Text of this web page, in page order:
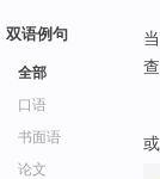
双语例句
全部
口语
书面语
论文